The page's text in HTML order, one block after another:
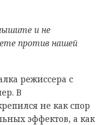
и не
против нашей
режиссера с
В
не как спор
эффектов, а как